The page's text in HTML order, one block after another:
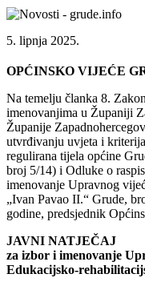
5. lipnja 2025.
OPĆINSKO VIJEĆE
Na temelju članka 8.
imenovanjima u Županiji
Županije
utvrđivanju uvjeta i
regulirana tijela općine
broj 5/14) i Odluke o
imenovanje Upravnog
„Ivan Pavao II.“ Grude,
godine, predsjednik
JAVNI NATJEČAJ
za izbor i imenovanje
Edukacijsko-